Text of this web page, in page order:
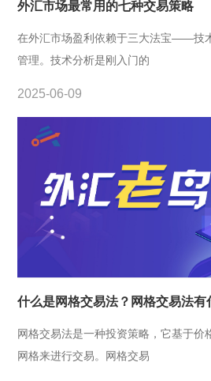
外汇市场最常用的七种交易策略
在外汇市场盈利依赖于三大法宝——技
管理。技术分析是刚入门的
2025-06-09
什么是网格交易法？网格交易法有
网格交易法是一种投资策略，它基于价
网格来进行交易。网格交易